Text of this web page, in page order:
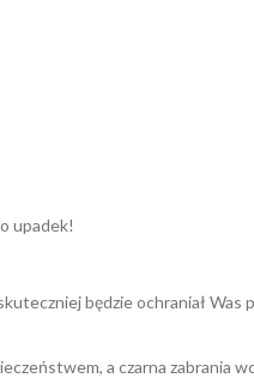
upadek!
będzie ochraniał Was
a czarna zabrania